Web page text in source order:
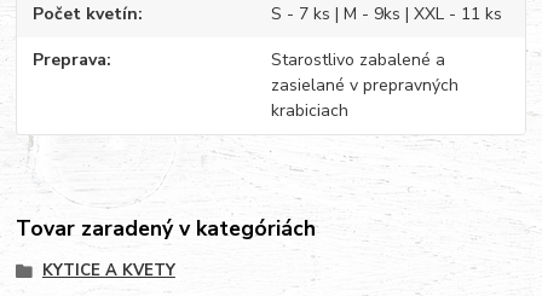
Počet kvetín S - 7 ks | M - 9ks | XXL - 11 ks
Preprava
Starostlivo zabalené a
zasielané v prepravných
krabiciach
Tovar zaradený v kategóriách
KYTICE A KVETY